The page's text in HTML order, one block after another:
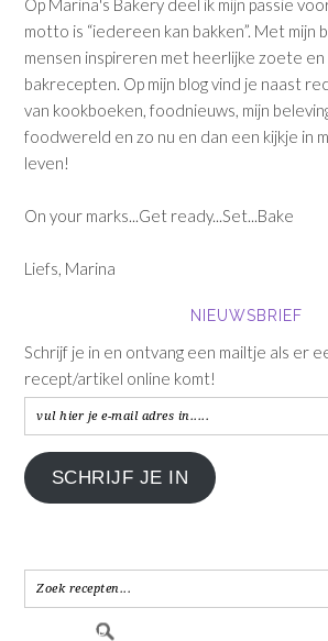
Op Marina's Bakery deel ik mijn passie
motto is “iedereen kan bakken”. Met mijn
mensen inspireren met heerlijke zoete
bakrecepten. Op mijn blog vind je naast
van kookboeken, foodnieuws, mijn
foodwereld en zo nu en dan een kijkje in
leven!
On your marks...Get ready...Set...Bake
Liefs, Marina
NIEUWSBRIEF
Schrijf je in en ontvang een mailtje als er
recept/artikel online komt!
vul
hier
je
e-
in.....
SCHRIJF JE IN